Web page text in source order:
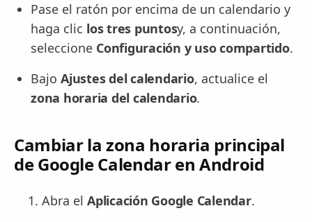
Pase el ratón por encima de un calendario y
haga clic los tres puntosy, a continuación,
seleccione Configuración y uso compartido.
Bajo Ajustes del calendario, actualice el
zona horaria del calendario.
Cambiar la zona horaria principal
de Google Calendar en Android
Abra el Aplicación Google Calendar.